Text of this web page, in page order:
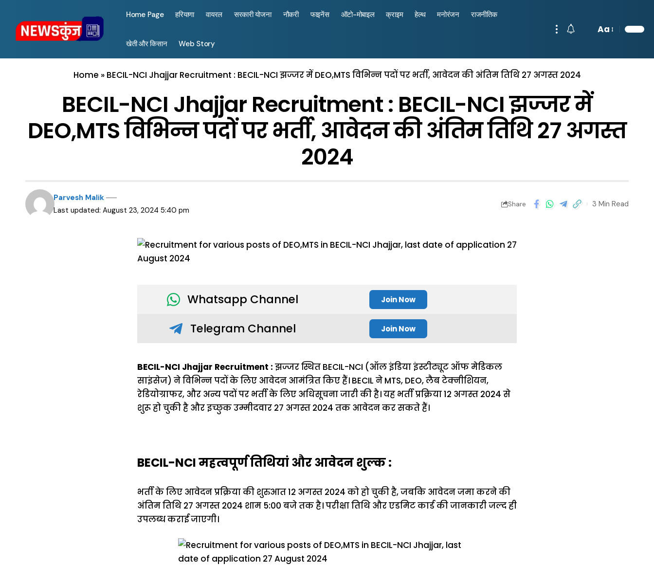
Home Page हरियाणा वायरल सरकारी योजना नौकरी फाइनेंस ऑटो-मोबाइल क्राइम हेल्थ मनोरंजन राजनीतिक
खेती और किसान Web Story
Aa
Home » BECIL-NCI Jhajjar Recruitment : BECIL-NCI झज्जर में DEO,MTS विभिन्न पदों पर भर्ती, आवेदन की अंतिम तिथि 27 अगस्त 2024
BECIL-NCI Jhajjar Recruitment : BECIL-NCI झज्जर में
DEO,MTS विभिन्न पदों पर भर्ती, आवेदन की अंतिम तिथि 27 अगस्त
2024
Last updated: August 23, 2024 5:40 pm
Parvesh Malik
Share 3 Min Read
Whatsapp Channel Join Now
Telegram Channel Join Now
BECIL-NCI Jhajjar Recruitment : झज्जर स्थित BECIL-NCI (ऑल इंडिया इंस्टीट्यूट ऑफ मेडिकल
साइंसेज) ने विभिन्न पदों के लिए आवेदन आमंत्रित किए हैं। BECIL ने MTS, DEO, लैब टेक्नीशियन,
रेडियोग्राफर, और अन्य पदों पर भर्ती के लिए अधिसूचना जारी की है। यह भर्ती प्रक्रिया 12 अगस्त 2024 से
शुरू हो चुकी है और इच्छुक उम्मीदवार 27 अगस्त 2024 तक आवेदन कर सकते हैं।
BECIL-NCI महत्वपूर्ण तिथियां और आवेदन शुल्क :
भर्ती के लिए आवेदन प्रक्रिया की शुरुआत 12 अगस्त 2024 को हो चुकी है, जबकि आवेदन जमा करने की
अंतिम तिथि 27 अगस्त 2024 शाम 5:00 बजे तक है। परीक्षा तिथि और एडमिट कार्ड की जानकारी जल्द ही
उपलब्ध कराई जाएगी।